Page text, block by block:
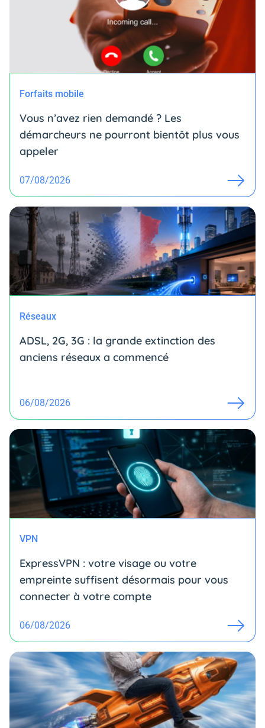
Forfaits mobile
Vous n’avez rien demandé ? Les
démarcheurs ne pourront bientôt plus vous
appeler
07/08/2026
Réseaux
ADSL, 2G, 3G : la grande extinction des
anciens réseaux a commencé
06/08/2026
VPN
ExpressVPN : votre visage ou votre
empreinte suffisent désormais pour vous
connecter à votre compte
06/08/2026